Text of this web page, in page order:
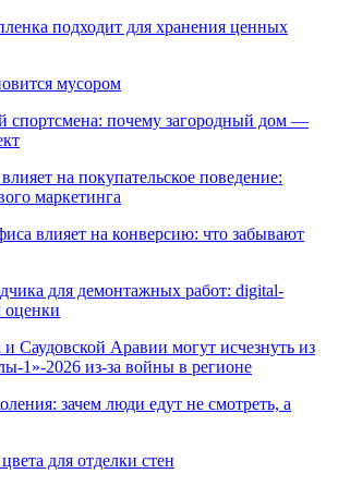
подходит для хранения ценных
мусором
спортсмена: почему загородный дом —
на покупательское поведение:
маркетинга
влияет на конверсию: что забывают
для демонтажных работ: digital-
оценки
Саудовской Аравии могут исчезнуть из
1»-2026 из-за войны в регионе
зачем люди едут не смотреть, а
для отделки стен